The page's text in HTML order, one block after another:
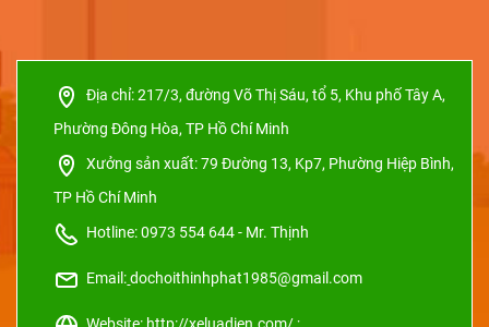
Địa chỉ:217/3, đường Võ Thị Sáu, tổ 5, Khu phố Tây A,
Phường Đông Hòa, TP Hồ Chí Minh
Xưởng sản xuất:79 Đường 13, Kp7, Phường Hiệp Bình,
TP Hồ Chí Minh
Hotline: 0973 554 644 - Mr. Thịnh
Email: dochoithinhphat1985@gmail.com